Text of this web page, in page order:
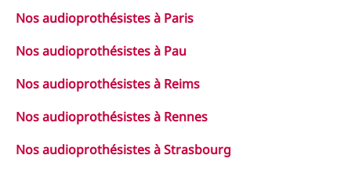
Nos audioprothésistes à Paris
Nos audioprothésistes à Pau
Nos audioprothésistes à Reims
Nos audioprothésistes à Rennes
Nos audioprothésistes à Strasbourg